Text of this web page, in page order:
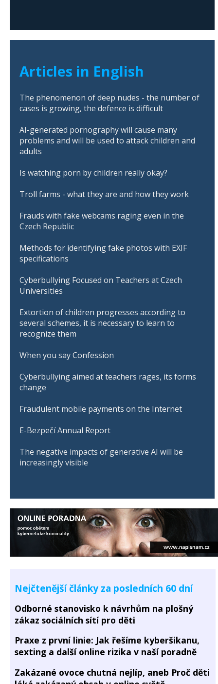
Articles in English
The phenomenon of deep nudes - the number of
cases is growing, the defence is difficult
AI-generated pornography will cause many
problems and will be used to attack children and
adults
Is watching porn by children really okay?
Troll farms - what they are and how they work
Frauds with fake webcams raging even in the
Czech Republic
Methods for identifying fake photos with EXIF
specifications
Cyberbullying Focused on Teachers at Czech
Universities
Extortion of children progresses according to
several schemes, it is necessary to learn to
recognize them
When you say Confession
Cyberbullying aimed at teachers rages, its forms
change
Fraudulent mobile payments on the Internet
E-Bezpečí Annual Report
The negative impacts of generative AI will be
increasingly visible
Nejčtenější články za posledních 60 dní
Odborné stanovisko k návrhům na plošný
zákaz sociálních sítí pro děti
Praxe z první linie: Jak řešíme kyberšikanu,
sexting a další online rizika v naší poradně
Zakázané ovoce chutná nejlíp, aneb Proč děti